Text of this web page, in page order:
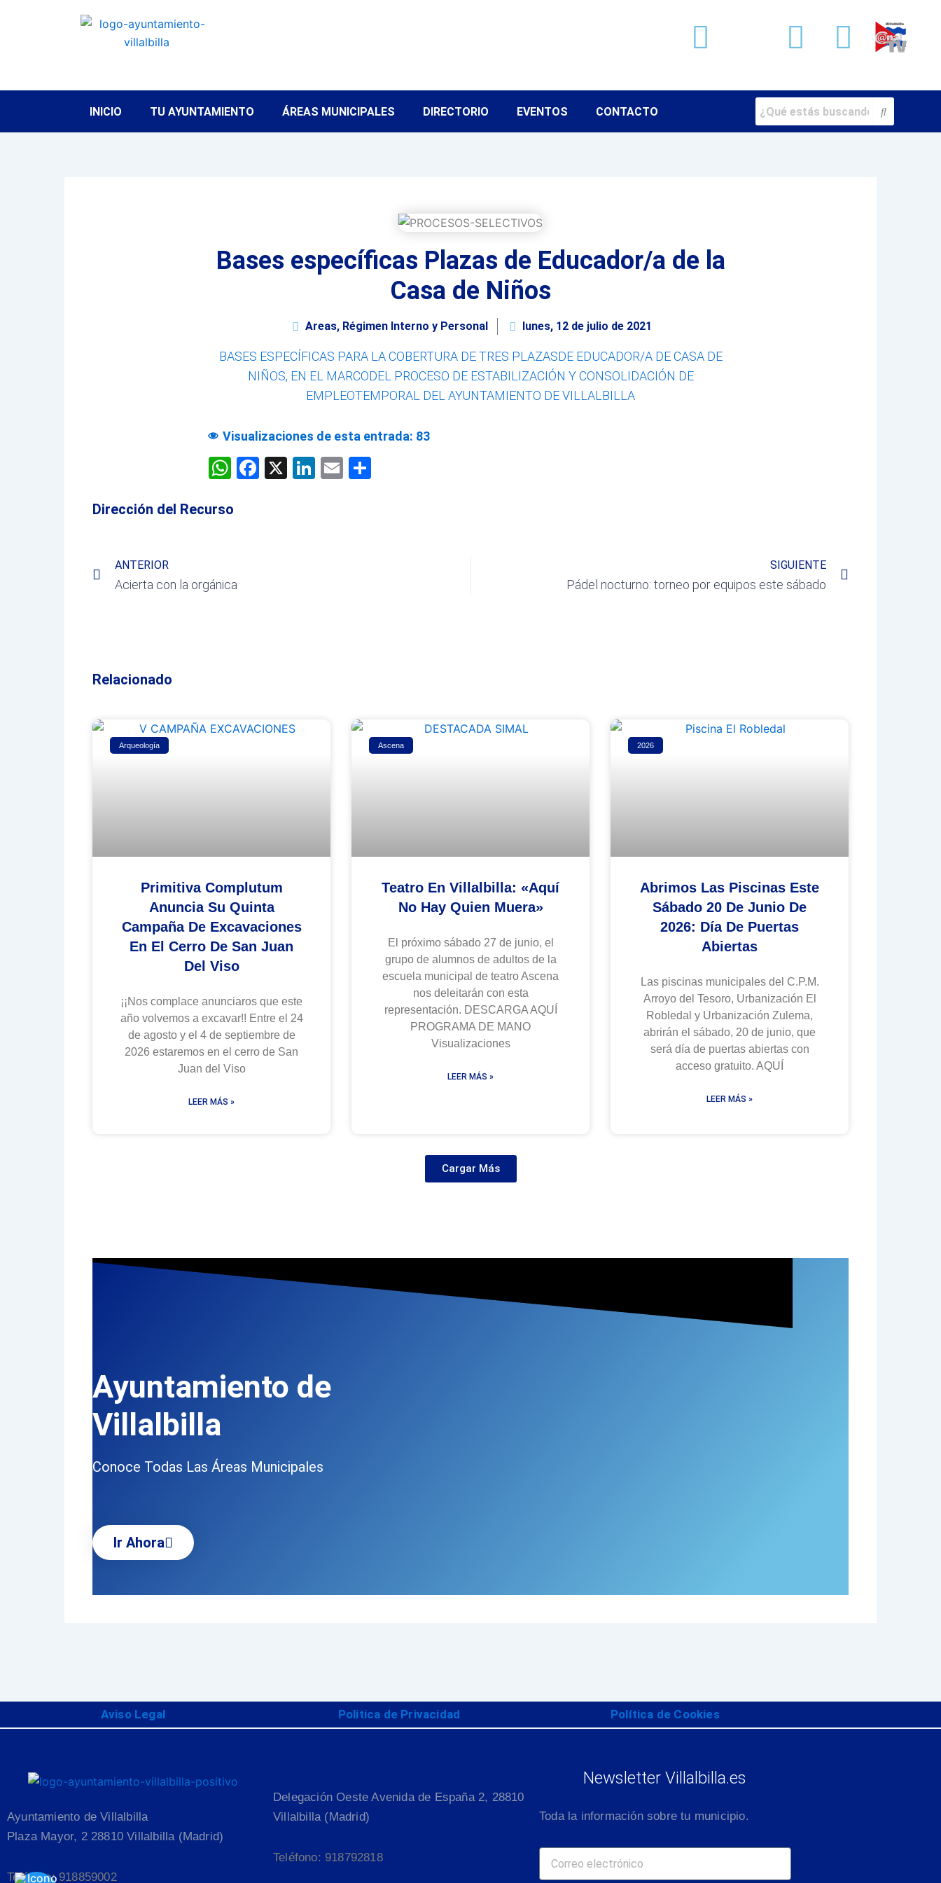
Facebook
twitter
Youtube
INICIO TU AYUNTAMIENTO ÁREAS MUNICIPALES DIRECTORIO EVENTOS CONTACTO
Bases específicas Plazas de Educador/a de la
Casa de Niños
Areas, Régimen Interno y Personal lunes, 12 de julio de 2021
BASES ESPECÍFICAS PARA LA COBERTURA DE TRES PLAZASDE EDUCADOR/A DE CASA DE
NIÑOS, EN EL MARCODEL PROCESO DE ESTABILIZACIÓN Y CONSOLIDACIÓN DE
EMPLEOTEMPORAL DEL AYUNTAMIENTO DE VILLALBILLA
Visualizaciones de esta entrada: 83
WhatsApp
Facebook
X LinkedIn
Email
Dirección del Recurso
ANTERIOR
Acierta con la orgánica
SIGUIENTE
Pádel nocturno: torneo por equipos este sábado
Relacionado
Arqueología
Primitiva Complutum
Anuncia Su Quinta
Campaña De Excavaciones
En El Cerro De San Juan
Del Viso
¡¡Nos complace anunciaros que este
año volvemos a excavar!! Entre el 24
de agosto y el 4 de septiembre de
2026 estaremos en el cerro de San
Juan del Viso
LEER MÁS »
Ascena
Teatro En Villalbilla: «Aquí
No Hay Quien Muera»
El próximo sábado 27 de junio, el
grupo de alumnos de adultos de la
escuela municipal de teatro Ascena
nos deleitarán con esta
representación. DESCARGA AQUÍ
PROGRAMA DE MANO
Visualizaciones
LEER MÁS »
2026
Abrimos Las Piscinas Este
Sábado 20 De Junio De
2026: Día De Puertas
Abiertas
Las piscinas municipales del C.P.M.
Arroyo del Tesoro, Urbanización El
Robledal y Urbanización Zulema,
abrirán el sábado, 20 de junio, que
será día de puertas abiertas con
acceso gratuito. AQUÍ
LEER MÁS »
Cargar Más
Ayuntamiento de
Villalbilla
Conoce Todas Las Áreas Municipales
Ir Ahora
Aviso Legal Politica de Privacidad Política de Cookies
Ayuntamiento de Villalbilla
Plaza Mayor, 2 28810 Villalbilla (Madrid)
Teléfono: 918859002
Delegación Oeste Avenida de España 2, 28810
Villalbilla (Madrid)
Teléfono: 918792818
Newsletter Villalbilla.es
Toda la información sobre tu municipio.